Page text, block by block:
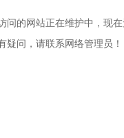
问的网站正在维护中，现
疑问，请联系网络管理员！